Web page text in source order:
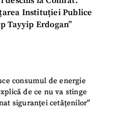
Instituției Publice
Tayyip Erdogan”
consumul de energie
de ce nu va stinge
siguranței cetățenilor”